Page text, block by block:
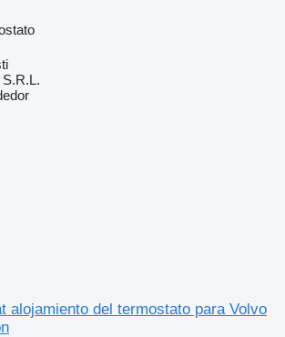
alojamiento del termostato para Volvo